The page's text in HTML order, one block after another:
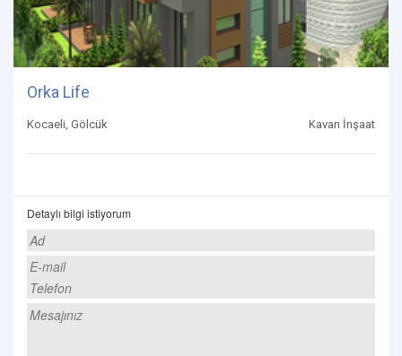
Orka Life
Kocaeli, Gölcük Kavan İnşaat
Detaylı bilgi istiyorum